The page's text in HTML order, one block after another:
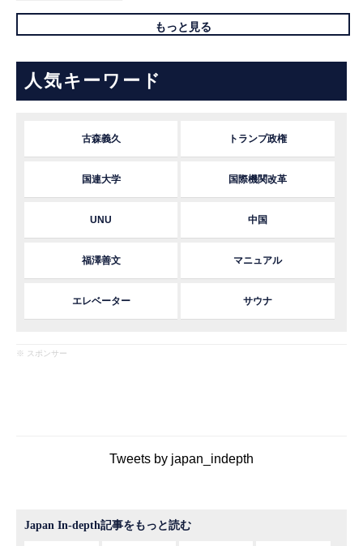
もっと見る
人気キーワード
古森義久 トランプ政権
国連大学 国際機関改革
UNU 中国
福澤善文 マニュアル
エレベーター サウナ
※ スポンサー
Tweets by japan_indepth
Japan In-depth記事をもっと読む